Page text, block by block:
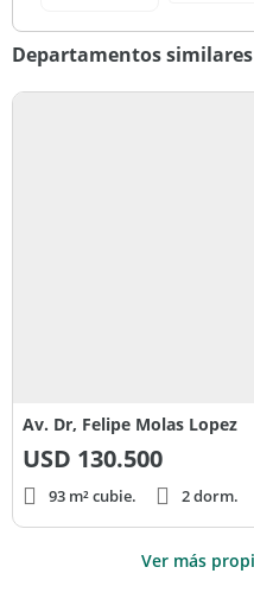
Departamentos
Av. Dr, Felipe Molas Lopez
USD 130.500
93 m² cubie. 2 dorm.
Ver más